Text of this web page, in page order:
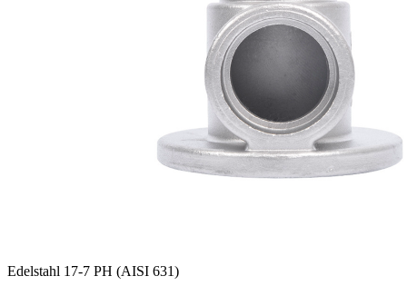
Edelstahl 17-7 PH (AISI 631)